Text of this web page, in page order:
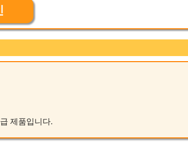
제품입니다.